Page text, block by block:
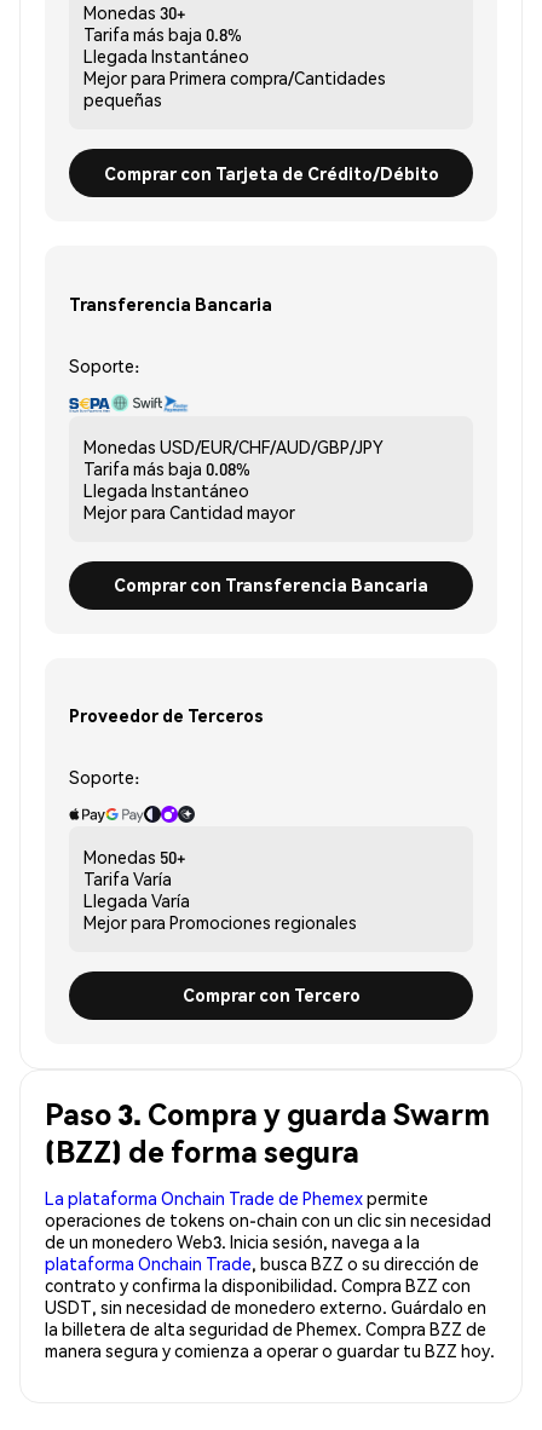
Monedas 30+
Tarifa más baja 0.8%
Llegada Instantáneo
Mejor para Primera compra/Cantidades
pequeñas
Comprar con Tarjeta de Crédito/Débito
Transferencia Bancaria
Soporte:
Monedas USD/EUR/CHF/AUD/GBP/JPY
Tarifa más baja 0.08%
Llegada Instantáneo
Mejor para Cantidad mayor
Comprar con Transferencia Bancaria
Proveedor de Terceros
Soporte:
Monedas 50+
Tarifa Varía
Llegada Varía
Mejor para Promociones regionales
Comprar con Tercero
Paso 3. Compra y guarda Swarm
(BZZ) de forma segura
La plataforma Onchain Trade de Phemexpermite
operaciones de tokens on-chain con un clic sin necesidad
de un monedero Web3. Inicia sesión, navega a la
plataforma Onchain Trade, busca BZZ o su dirección de
contrato y confirma la disponibilidad. Compra BZZ con
USDT, sin necesidad de monedero externo. Guárdalo en
la billetera de alta seguridad de Phemex. Compra BZZ de
manera segura y comienza a operar o guardar tu BZZ hoy.